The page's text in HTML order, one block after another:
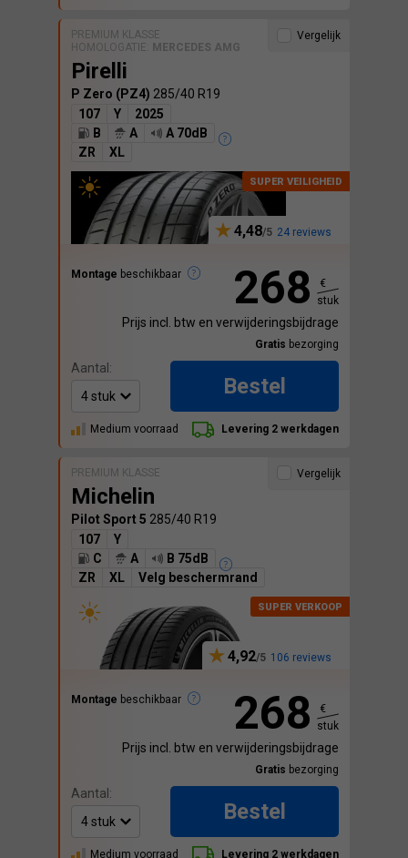
PREMIUM KLASSE
HOMOLOGATIE: MERCEDES AMG
Pirelli
P Zero (PZ4) 285/40 R19
107
Y
2025
B
A
A 70dB
ZR
XL
4,48 24 reviews
Montage beschikbaar
Vergelijk
268
€
stuk
Prijs incl. btw en verwijderingsbijdrage
Gratis bezorging
Aantal:
Bestel
Medium voorraad Levering 2 werkdagen
PREMIUM KLASSE
Michelin
Pilot Sport 5 285/40 R19
107
Y
C
A
B 75dB
ZR
XL Velg beschermrand
4,92 106 reviews
Montage beschikbaar
Vergelijk
268
€
stuk
Prijs incl. btw en verwijderingsbijdrage
Gratis bezorging
Aantal:
Bestel
Medium voorraad Levering 2 werkdagen